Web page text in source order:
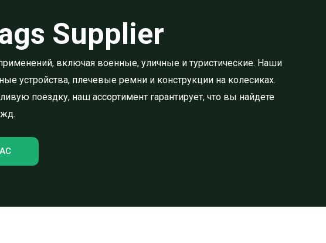
Supplier
включая военные, уличные и туристические. Наши
устройства, плечевые ремни и конструкции на колесиках.
поездку, наш ассортимент гарантирует, что вы найдете